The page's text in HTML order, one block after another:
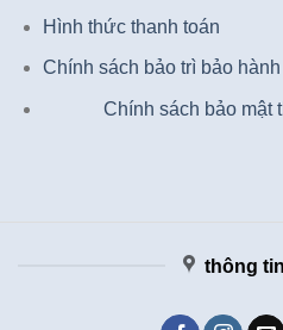
Hình thức thanh toán
Chính sách bảo trì bảo hành
Chính sách bảo mật
thông